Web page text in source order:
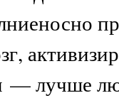
— лучше